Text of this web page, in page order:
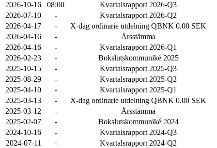
2026-10-16
08:00
Kvartalsrapport 2026-Q3
2026-07-10
-
Kvartalsrapport 2026-Q2
2026-04-17
-
X-dag ordinarie utdelning QBNK 0.00 SEK
2026-04-16
-
Årsstämma
2026-04-16
-
Kvartalsrapport 2026-Q1
2026-02-23
-
Bokslutskommuniké 2025
2025-10-15
-
Kvartalsrapport 2025-Q3
2025-08-29
-
Kvartalsrapport 2025-Q2
2025-04-10
-
Kvartalsrapport 2025-Q1
2025-03-13
-
X-dag ordinarie utdelning QBNK 0.00 SEK
2025-03-12
-
Årsstämma
2025-02-07
-
Bokslutskommuniké 2024
2024-10-16
-
Kvartalsrapport 2024-Q3
2024-07-11
- Kvartalsrapport 2024-Q2